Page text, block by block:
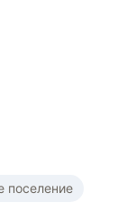
поселение